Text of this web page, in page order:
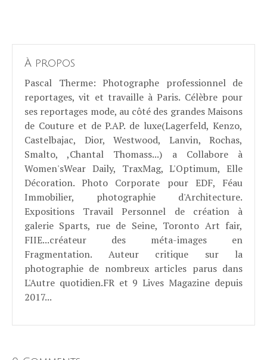
À propos
Pascal Therme: Photographe professionnel de
reportages, vit et travaille à Paris. Célèbre pour
ses reportages mode, au côté des grandes Maisons
de Couture et de P.AP. de luxe(Lagerfeld, Kenzo,
Castelbajac, Dior, Westwood, Lanvin, Rochas,
Smalto, ,Chantal Thomass...) a Collabore à
Women'sWear Daily, TraxMag, L'Optimum, Elle
Décoration. Photo Corporate pour EDF, Féau
Immobilier, photographie d'Architecture.
Expositions Travail Personnel de création à
galerie Sparts, rue de Seine, Toronto Art fair,
FIIE...créateur des méta-images en
Fragmentation. Auteur critique sur la
photographie de nombreux articles parus dans
L'Autre quotidien.FR et 9 Lives Magazine depuis
2017...